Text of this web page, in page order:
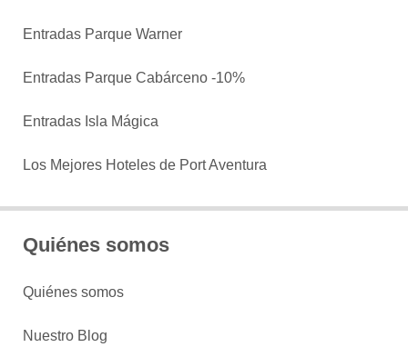
Entradas Parque Warner
Entradas Parque Cabárceno -10%
Entradas Isla Mágica
Los Mejores Hoteles de Port Aventura
Quiénes somos
Quiénes somos
Nuestro Blog